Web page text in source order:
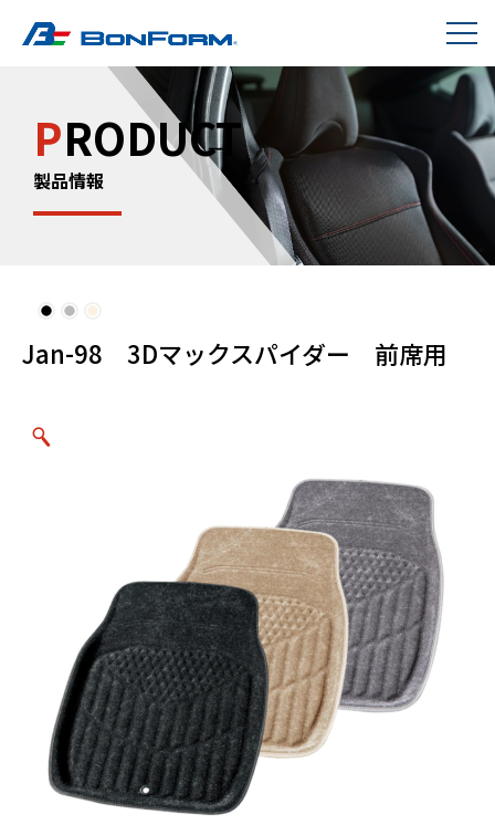
PRODUCT
製品情報
Jan-98 3Dマックスパイダー 前席用